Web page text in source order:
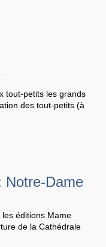
tout-petits les grands
des tout-petits (à
Notre-Dame
éditions Mame
de la Cathédrale